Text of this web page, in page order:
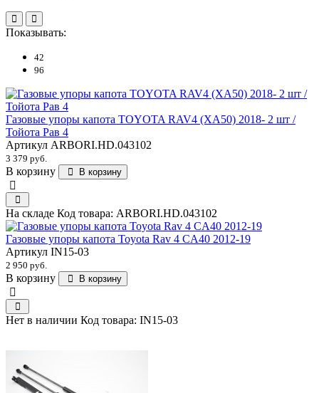
Показывать:
42
96
Газовые упоры капота TOYOTA RAV4 (XA50) 2018- 2 шт /
Тойота Рав 4
Артикул ARBORI.HD.043102
3 379 руб.
В корзину В корзину
На складе Код товара: ARBORI.HD.043102
Газовые упоры капота Toyota Rav 4 CA40 2012-19
Артикул IN15-03
2 950 руб.
В корзину В корзину
Нет в наличии Код товара: IN15-03